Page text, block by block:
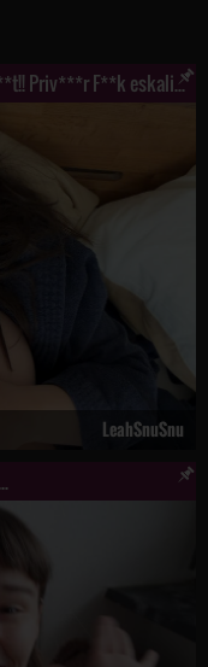
F****n, A**l, S******n, rein und ang*******t!! Priv***r F**k eskaliert komplett!
LeahSnuSnu